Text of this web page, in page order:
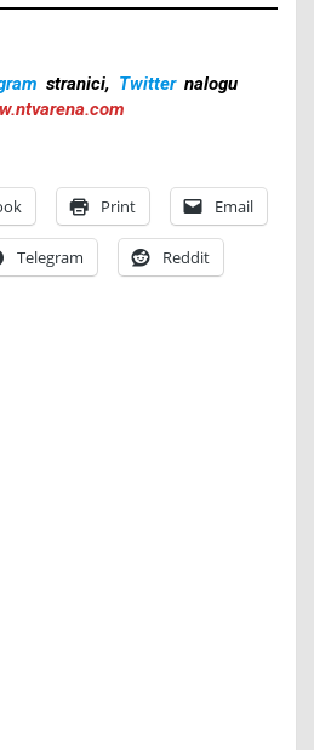
stranici, Twitter nalogu
Print Email
Telegram Reddit